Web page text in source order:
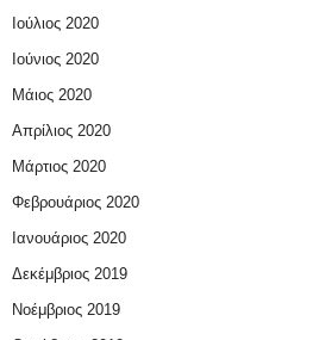
Ιούλιος 2020
Ιούνιος 2020
Μάιος 2020
Απρίλιος 2020
Μάρτιος 2020
Φεβρουάριος 2020
Ιανουάριος 2020
Δεκέμβριος 2019
Νοέμβριος 2019